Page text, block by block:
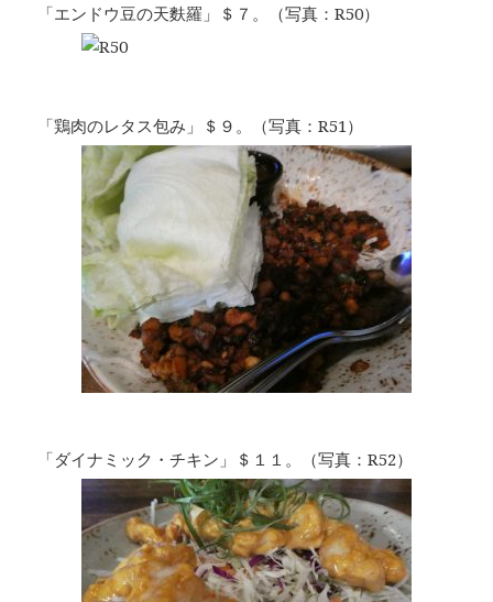
「エンドウ豆の天麩羅」＄７。（写真：R50）
「鶏肉のレタス包み」＄９。（写真：R51）
「ダイナミック・チキン」＄１１。（写真：R52）